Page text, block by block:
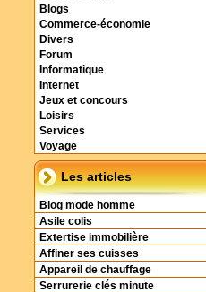
Blogs
Commerce-économie
Divers
Forum
Informatique
Internet
Jeux et concours
Loisirs
Services
Voyage
Les articles
Blog mode homme
Asile colis
Extertise immobilière
Affiner ses cuisses
Appareil de chauffage
Serrurerie clés minute